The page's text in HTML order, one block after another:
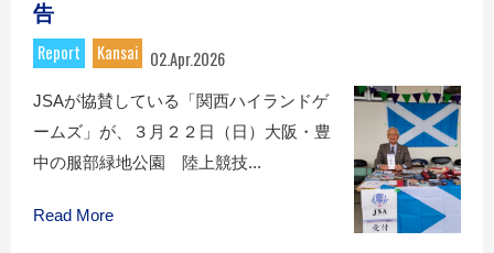
告
Report
Kansai 02.Apr.2026
JSAが協賛している「関西ハイランドゲ
ームズ」が、３月２２日（日）大阪・豊
中の服部緑地公園 陸上競技...
Read More